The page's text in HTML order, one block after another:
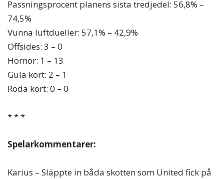
Passningsprocent planens sista tredjedel: 56,8% –
74,5%
Vunna luftdueller: 57,1% – 42,9%
Offsides: 3 – 0
Hörnor: 1 – 13
Gula kort: 2 – 1
Röda kort: 0 – 0
* * *
Spelarkommentarer:
Karius – Släppte in båda skotten som United fick på